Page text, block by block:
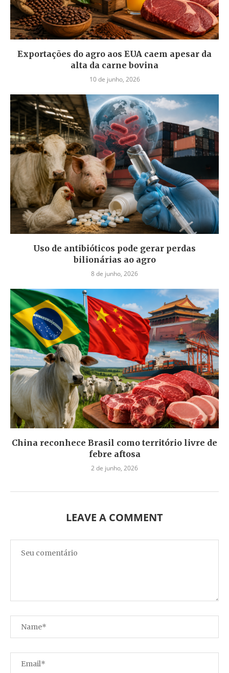
Exportações do agro aos EUA caem apesar da
alta da carne bovina
10 de junho, 2026
Uso de antibióticos pode gerar perdas
bilionárias ao agro
8 de junho, 2026
China reconhece Brasil como território livre de
febre aftosa
2 de junho, 2026
LEAVE A COMMENT